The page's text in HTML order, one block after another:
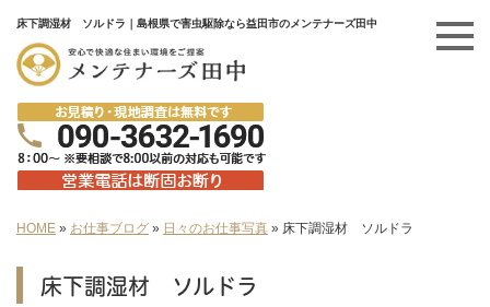
床下調湿材 ソルドラ｜島根県で害虫駆除なら益田市のメンテナーズ田中
HOME » お仕事ブログ » 日々のお仕事写真 » 床下調湿材 ソルドラ
床下調湿材 ソルドラ